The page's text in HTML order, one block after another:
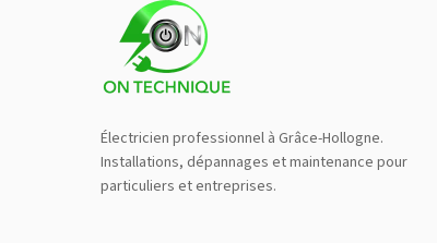
Électricien professionnel à Grâce-Hollogne.
Installations, dépannages et maintenance pour
particuliers et entreprises.